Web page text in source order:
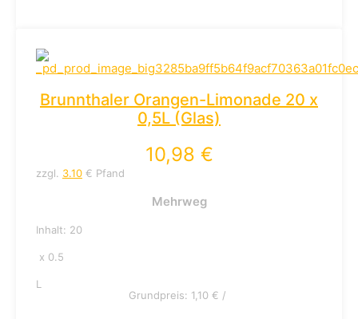
Brunnthaler Orangen-Limonade 20 x
0,5L (Glas)
10,98 €
zzgl. 3.10 € Pfand
Mehrweg
Inhalt: 20
x 0.5
L
Grundpreis: 1,10 € /